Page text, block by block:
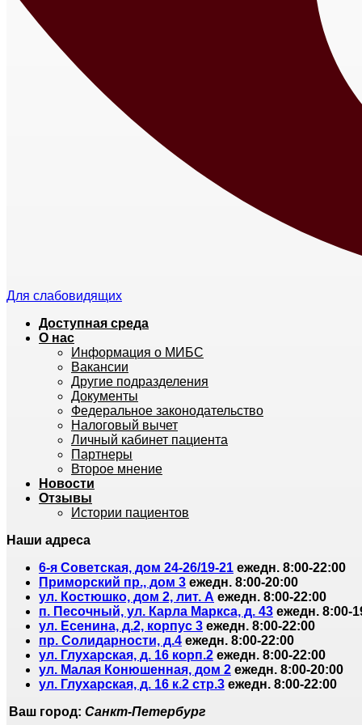
Для слабовидящих
Доступная среда
О нас
Информация о МИБС
Вакансии
Другие подразделения
Документы
Федеральное законодательство
Налоговый вычет
Личный кабинет пациента
Партнеры
Второе мнение
Новости
Отзывы
Истории пациентов
Наши адреса
6-я Советская, дом 24-26/19-21 ежедн. 8:00-22:00
Приморский пр., дом 3 ежедн. 8:00-20:00
ул. Костюшко, дом 2, лит. А ежедн. 8:00-22:00
п. Песочный, ул. Карла Маркса, д. 43 ежедн. 8:00-
ул. Есенина, д.2, корпус 3 ежедн. 8:00-22:00
пр. Солидарности, д.4 ежедн. 8:00-22:00
ул. Глухарская, д. 16 корп.2 ежедн. 8:00-22:00
ул. Малая Конюшенная, дом 2 ежедн. 8:00-20:00
ул. Глухарская, д. 16 к.2 стр.3 ежедн. 8:00-22:00
Ваш город: Санкт-Петербург